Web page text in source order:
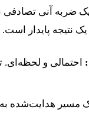
یک ضربه آنی
نتیجه پایدار است.
احتمالی و لحظه‌ای.
مسیر هدایت‌شده